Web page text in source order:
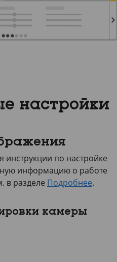
настройки
инструкции по настройке
информацию о работе
в разделе Подробнее.
камеры